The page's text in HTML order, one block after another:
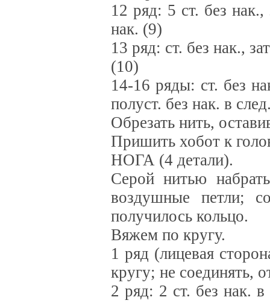
12 ряд: 5 ст. без
нак. (9)
13 ряд: ст. без нак.,
(10)
14-16 ряды: ст. без
полуст. без нак. в
Обрезать нить,
Пришить хобот к
НОГА (4 детали).
Серой нитью
воздушные петли;
получилось кольцо.
Вяжем по кругу.
1 ряд (лицевая
кругу; не соединять,
2 ряд: 2 ст. без нак.